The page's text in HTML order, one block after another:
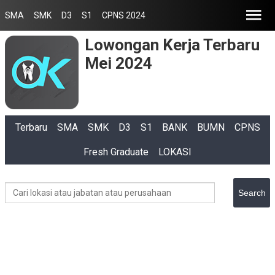
SMA SMK D3 S1 CPNS 2024
Lowongan Kerja Terbaru
Mei 2024
Terbaru SMA SMK D3 S1 BANK BUMN CPNS
Fresh Graduate LOKASI